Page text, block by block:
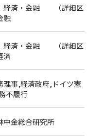
：経済・金融 （詳細区
融
：経済・金融 （詳細区
済
理事,経済政府,ドイツ憲
不履行
中金総合研究所